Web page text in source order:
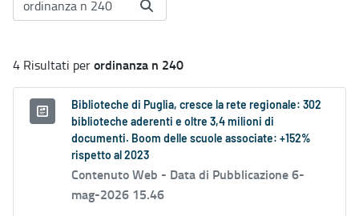
4 Risultati perordinanza n 240
Biblioteche di Puglia, cresce la rete regionale: 302
biblioteche aderenti e oltre 3,4 milioni di
documenti. Boom delle scuole associate: +152%
rispetto al 2023
Contenuto Web - Data di Pubblicazione 6-
mag-2026 15.46